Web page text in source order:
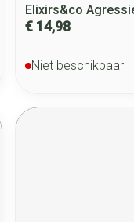
Elixirs&co
€ 14,98
Niet beschikbaar